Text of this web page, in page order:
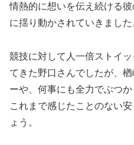
情熱的に想いを伝え続ける
に揺り動かされていきました
競技に対して人一倍ストイ
てきた野口さんでしたが、
ーや、何事にも全力でぶつ
これまで感じたことのない
ょう。